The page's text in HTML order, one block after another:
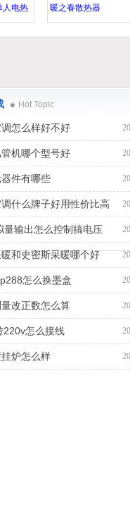
人电热
暖之春散热器
Hot Topic
怎么样好不好
管机哪个型号好
件有哪些
什么牌子好用性价比高
量输出怎么控制搞电压
和史密斯采暖哪个好
怎么换墨盒
改正数怎么算
220v怎么接线
炉怎么样